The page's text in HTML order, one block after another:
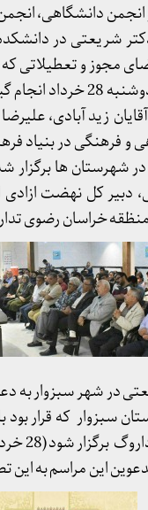
دانشگاهی،
شریعتی در
مجوز و تعطیلاتی
شد که صدور مجوز در
زید آبادی،
شهرستان ها
کل نهضت ازادی
رضوی تدارک دیده
در شهر سبزوار به
سبزوار که قرار
این مراسم به این